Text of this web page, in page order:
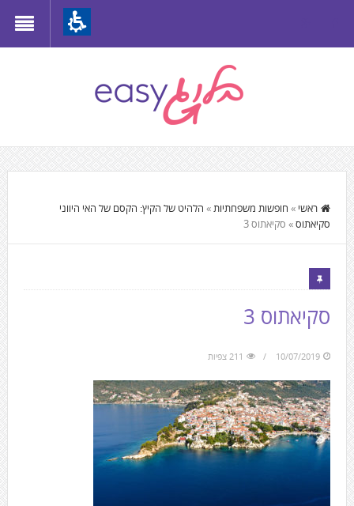
to
move
to
the
main
Content
התוכן
המרכזי,
You
can
press
Enter
to
skip
to
the
next
area
ראשי » חופשות משפחתיות» הלהיט של הקיץ: הקסם של האי היווני
סקיאתוס» סקיאתוס 3
סקיאתוס 3
10/07/2019 211 צפיות